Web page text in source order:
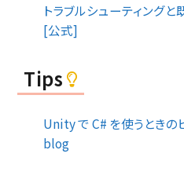
トラブルシューティング
[公式]
Tips
Unity で C# を使うときの
blog